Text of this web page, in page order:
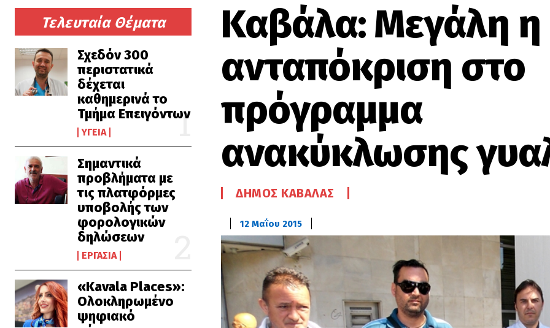
Τελευταία Θέματα
Σχεδόν 300
περιστατικά
δέχεται
καθημερινά το
Τμήμα Επειγόντων
ΥΓΕΊΑ
Σημαντικά
προβλήματα με
τις πλατφόρμες
υποβολής των
φορολογικών
δηλώσεων
ΕΡΓΑΣΊΑ
«Kavala Places»:
Ολοκληρωμένο
ψηφιακό
Καβάλα: Μεγάλη η
ανταπόκριση στο
πρόγραμμα
ανακύκλωσης
ΔΉΜΟΣ ΚΑΒΆΛΑΣ
12 Μαΐου 2015